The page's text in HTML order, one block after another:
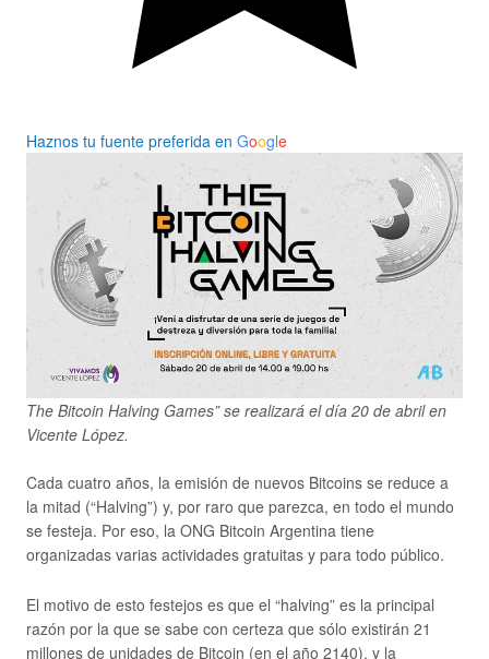
Haznos tu fuente preferida en Google
The Bitcoin Halving Games” se realizará el día 20 de abril en
Vicente López.
Cada cuatro años, la emisión de nuevos Bitcoins se reduce a
la mitad (“Halving”) y, por raro que parezca, en todo el mundo
se festeja. Por eso, la ONG Bitcoin Argentina tiene
organizadas varias actividades gratuitas y para todo público.
El motivo de esto festejos es que el “halving” es la principal
razón por la que se sabe con certeza que sólo existirán 21
millones de unidades de Bitcoin (en el año 2140), y la